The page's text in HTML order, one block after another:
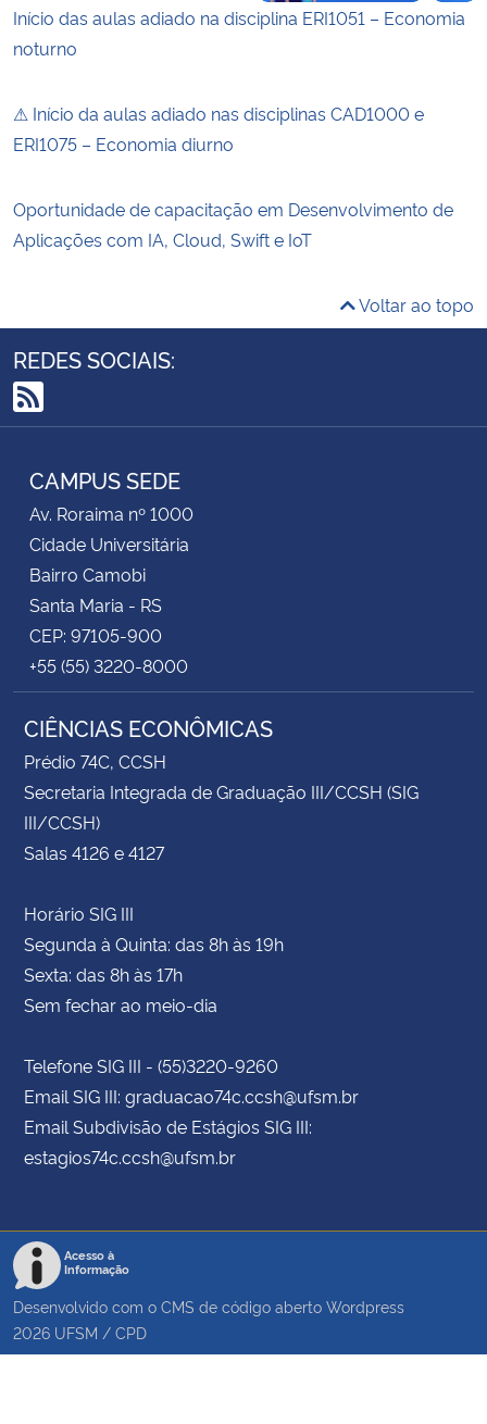
Início das aulas adiado na disciplina ERI1051 – Economia
noturno
⚠ Início da aulas adiado nas disciplinas CAD1000 e
ERI1075 – Economia diurno
Oportunidade de capacitação em Desenvolvimento de
Aplicações com IA, Cloud, Swift e IoT
Voltar ao topo
REDES SOCIAIS:
RSS
CAMPUS SEDE
Av. Roraima nº 1000
Cidade Universitária
Bairro Camobi
Santa Maria - RS
CEP: 97105-900
+55 (55) 3220-8000
CIÊNCIAS ECONÔMICAS
Prédio 74C, CCSH
Secretaria Integrada de Graduação III/CCSH (SIG
III/CCSH)
Salas 4126 e 4127
Horário SIG III
Segunda à Quinta: das 8h às 19h
Sexta: das 8h às 17h
Sem fechar ao meio-dia
Telefone SIG III - (55)3220-9260
Email SIG III: graduacao74c.ccsh@ufsm.br
Email Subdivisão de Estágios SIG III:
estagios74c.ccsh@ufsm.br
Acesso à
Informação
Desenvolvido com o CMS de código aberto Wordpress
2026 UFSM / CPD